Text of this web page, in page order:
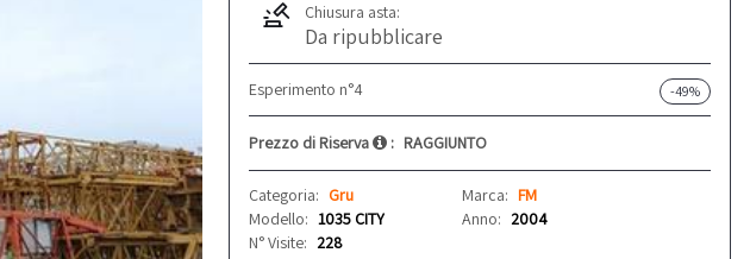
Chiusura asta:
Da ripubblicare
Esperimento n°4 -49%
Prezzo di Riserva : RAGGIUNTO
Categoria: Gru Marca: FM
Modello: 1035 CITY Anno: 2004
N° Visite: 228